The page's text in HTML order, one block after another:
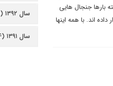
جنجال هایی
اند. با همه اینها
سال ۱۳۹۲ (۱۳۹۱)
سال ۱۳۹۱ (۹۸۴)